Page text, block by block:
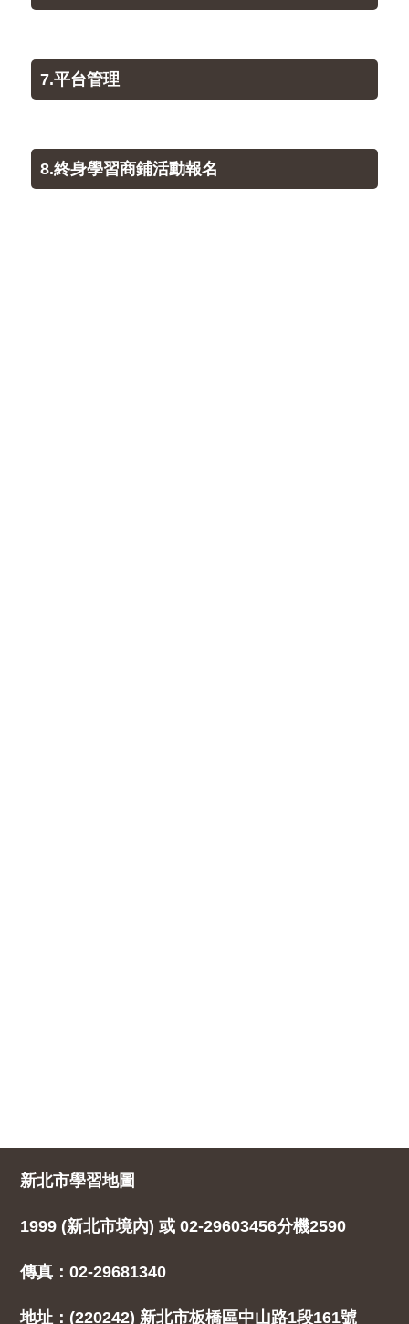
7.平台管理
8.終身學習商鋪活動報名
新北市學習地圖
1999 (新北市境內) 或 02-29603456分機2590
傳真：02-29681340
地址：(220242) 新北市板橋區中山路1段161號